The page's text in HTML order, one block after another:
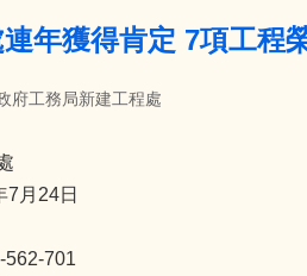
年獲得肯定 7項工程
府工務局新建工程處
7月24日
562-701